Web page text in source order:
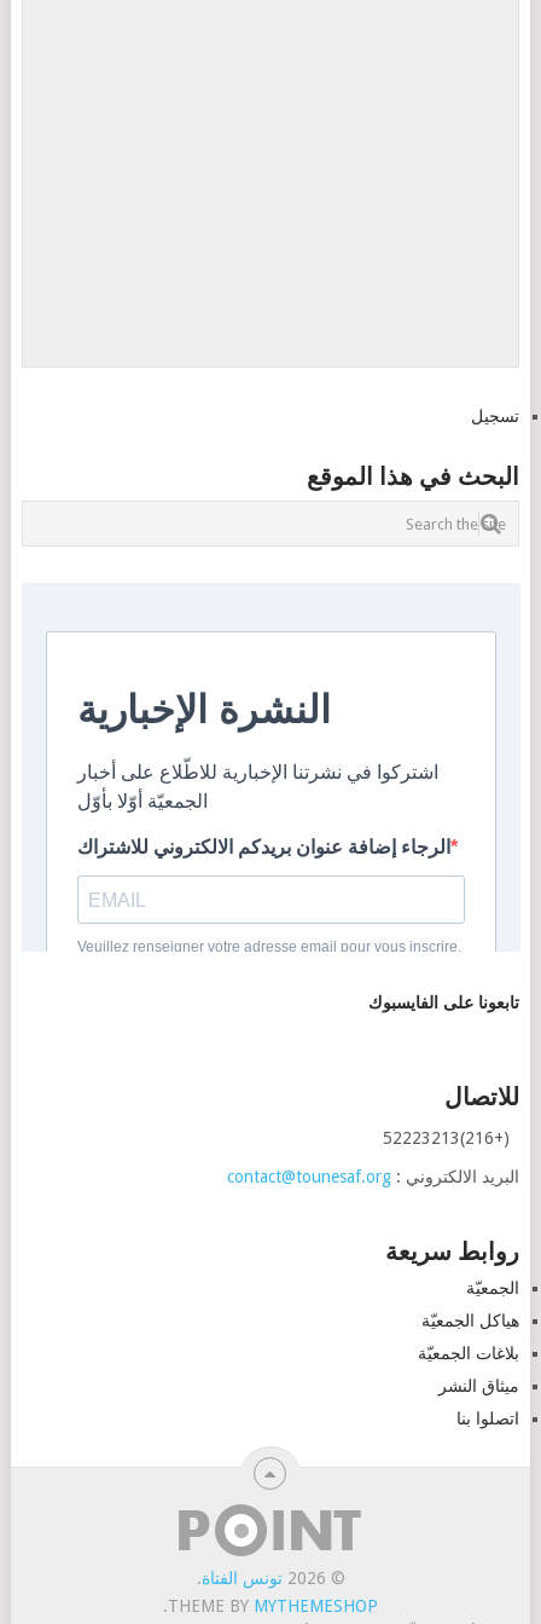
تسجيل
البحث في هذا الموقع
تابعونا على الفايسبوك
للاتصال
(+216)52223213
البريد الالكتروني : contact@tounesaf.org
روابط سريعة
الجمعيّة
هياكل الجمعيّة
بلاغات الجمعيّة
ميثاق النشر
اتصلوا بنا
© 2026 تونس الفتاة.
THEME BY MYTHEMESHOP
.